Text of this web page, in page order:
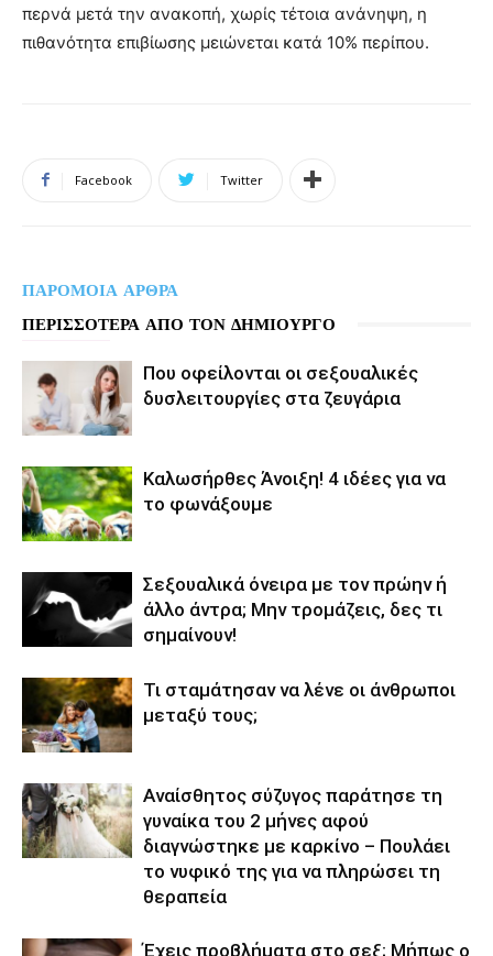
περνά μετά την ανακοπή, χωρίς τέτοια ανάνηψη, η
πιθανότητα επιβίωσης μειώνεται κατά 10% περίπου.
Facebook Twitter
ΠΑΡΟΜΟΙΑ ΑΡΘΡΑ
ΠΕΡΙΣΣΟΤΕΡΑ ΑΠΟ ΤΟΝ ΔΗΜΙΟΥΡΓΟ
Που οφείλονται οι σεξουαλικές
δυσλειτουργίες στα ζευγάρια
Καλωσήρθες Άνοιξη! 4 ιδέες για να
το φωνάξουμε
Σεξουαλικά όνειρα με τον πρώην ή
άλλο άντρα; Μην τρομάζεις, δες τι
σημαίνουν!
Τι σταμάτησαν να λένε οι άνθρωποι
μεταξύ τους;
Αναίσθητος σύζυγος παράτησε τη
γυναίκα του 2 μήνες αφού
διαγνώστηκε με καρκίνο – Πουλάει
το νυφικό της για να πληρώσει τη
θεραπεία
Έχεις προβλήματα στο σεξ; Μήπως ο